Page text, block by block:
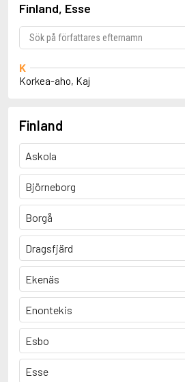
Finland, Esse
K
Korkea-aho, Kaj
Finland
Askola
Björneborg
Borgå
Dragsfjärd
Ekenäs
Enontekis
Esbo
Esse